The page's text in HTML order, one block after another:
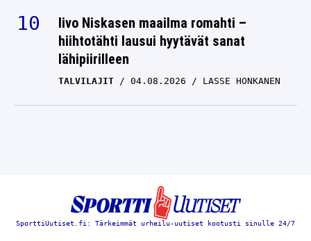
Iivo Niskasen maailma romahti –
hiihtotähti lausui hyytävät sanat
lähipiirilleen
TALVILAJIT 04.08.2026 LASSE HONKANEN
SporttiUutiset.fi: Tärkeimmät urheilu-uutiset kootusti sinulle 24/7